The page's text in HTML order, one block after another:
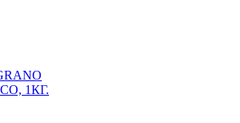
1КГ.